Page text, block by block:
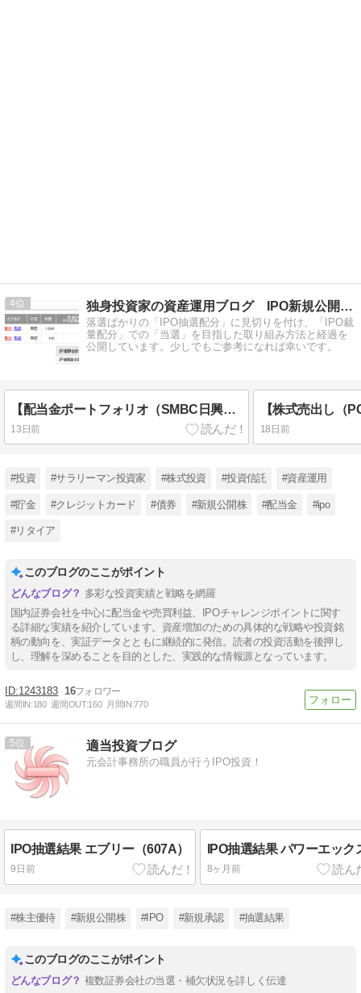
4 独身投資家の資産運用ブログ IPO新規公開株当選へ全資金投入
落選ばかりの「IPO抽選配分」に見切りを付け、「IPO裁
量配分」での「当選」を目指した取り組み方法と経過を
公開しています。少しでもご参考になれば幸いです。
【配当金ポートフォリオ（SMBC日興証券）】2026年7月
13日前 18日前
#投資 #サラリーマン投資家 #株式投資 #投資信託 #資産運用
#貯金 #クレジットカード #債券 #新規公開株 #配当金 #ipo
#リタイア
このブログのここがポイント
多彩な投資実績と戦略を網羅
国内証券会社を中心に配当金や売買利益、IPOチャレンジポイントに関す
る詳細な実績を紹介しています。資産増加のための具体的な戦略や投資銘
柄の動向を、実証データとともに継続的に発信。読者の投資活動を後押し
し、理解を深めることを目的とした、実践的な情報源となっています。
1243183 16
週間IN:180 週間OUT:160 月間IN:770
5 適当投資ブログ
元会計事務所の職員が行うIPO投資！
IPO抽選結果 エブリー（607A）
9日前
IPO抽選結果 パワーエック
8ヶ月前
#株主優待 #新規公開株 #IPO #新規承認 #抽選結果
このブログのここがポイント
複数証券会社の当選・補欠状況を詳しく伝達